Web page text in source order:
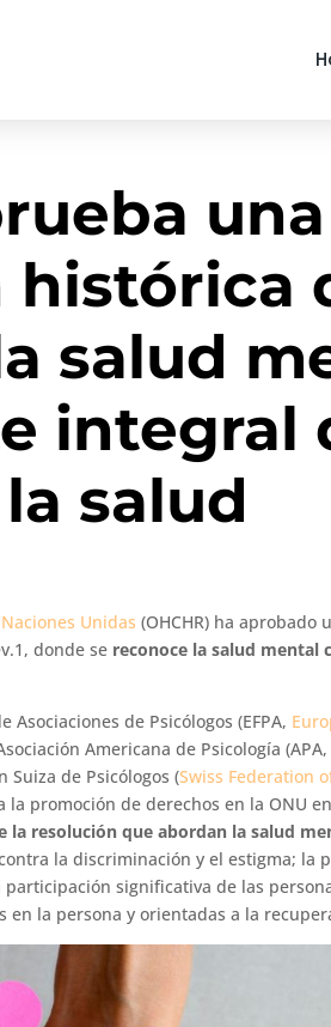
una
histórica
salud
integral
salud
Unidas (OHCHR) ha aprobado
donde se reconoce la salud mental
de Psicólogos (EFPA,
Americana de Psicología
Suiza de Psicólogos (Swiss Federation
promoción de derechos en la ONU
la resolución que abordan la salud
la discriminación y el estigma; la
significativa de las
la persona y orientadas a la